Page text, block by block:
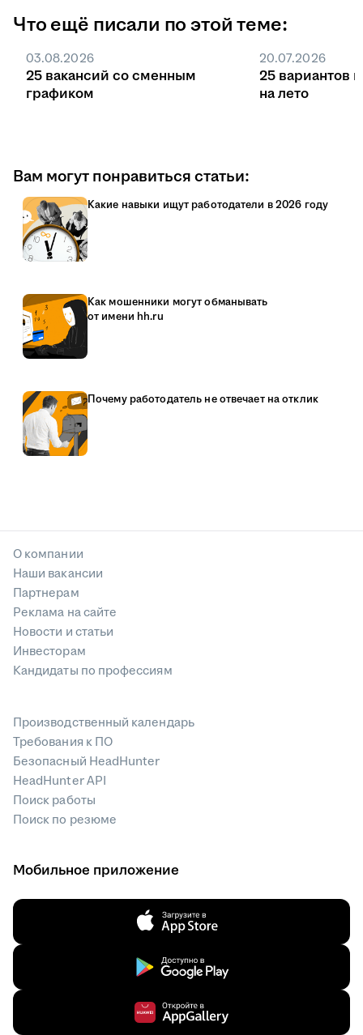
Что ещё писали по этой теме:
03.08.2026
25 вакансий со сменным
графиком
20.07.2026
25 вариантов
на лето
Вам могут понравиться статьи:
Какие навыки ищут работодатели в 2026 году
Как мошенники могут обманывать
от имени hh.ru
Почему работодатель не отвечает на отклик
О компании
Наши вакансии
Партнерам
Реклама на сайте
Новости и статьи
Инвесторам
Кандидаты по профессиям
Производственный календарь
Требования к ПО
Безопасный HeadHunter
HeadHunter API
Поиск работы
Поиск по резюме
Мобильное приложение